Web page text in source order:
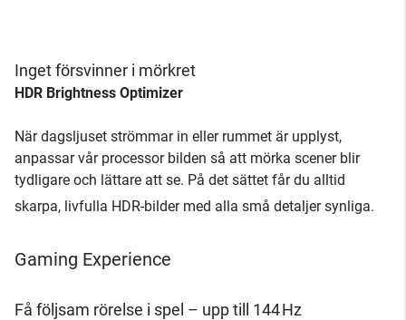
Inget försvinner i mörkret
HDR Brightness Optimizer
När dagsljuset strömmar in eller rummet är upplyst,
anpassar vår processor bilden så att mörka scener blir
tydligare och lättare att se. På det sättet får du alltid
skarpa, livfulla HDR-bilder med alla små detaljer synliga.
Gaming Experience
Få följsam rörelse i spel – upp till 144 Hz